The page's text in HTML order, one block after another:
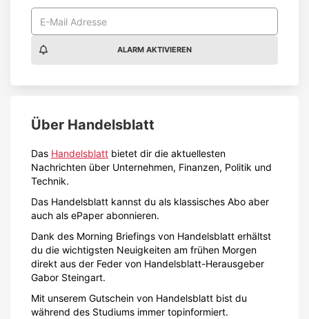
Nachrichten über Unternehmen, Finanzen, Politik und
Technik.
auch als ePaper abonnieren.
Gabor Steingart.
während des Studiums immer topinformiert.
Inhalt melden
Deals direkt im Browser entdecken
Installiere die iamstudent Chrome Extension und sieh
Studentenrabatte, sobald du auf Partner-Websites unterwegs
bist.